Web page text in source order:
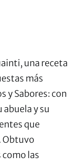
una receta
más
y Sabores: con
abuela y su
que
Obtuvo
las